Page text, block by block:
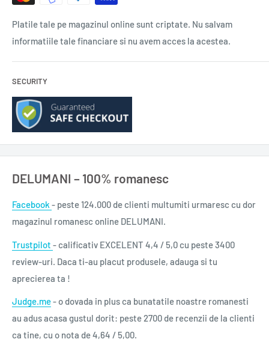
Platile tale pe magazinul online sunt criptate. Nu salvam
informatiile tale financiare si nu avem acces la acestea.
SECURITY
DELUMANI – 100% romanesc
Facebook - peste 124.000 de clienti multumiti urmaresc cu dor
magazinul romanesc online DELUMANI.
Trustpilot - calificativ EXCELENT 4,4 / 5,0 cu peste 3400
review-uri. Daca ti-au placut produsele, adauga si tu
aprecierea ta !
Judge.me- o dovada in plus ca bunatatile noastre romanesti
au adus acasa gustul dorit: peste 2700 de recenzii de la clienti
ca tine, cu o nota de 4,64 / 5,00.